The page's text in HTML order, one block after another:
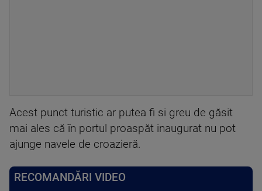
Acest punct turistic ar putea fi si greu de găsit
mai ales că în portul proaspăt inaugurat nu pot
ajunge navele de croazieră.
RECOMANDĂRI VIDEO